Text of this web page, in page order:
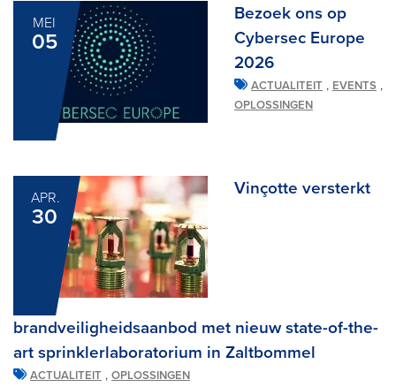
MEI
05
Bezoek ons op
Cybersec Europe
2026
ACTUALITEIT , EVENTS ,
OPLOSSINGEN
APR.
30
Vinçotte versterkt
brandveiligheidsaanbod met nieuw state-of-the-
art sprinklerlaboratorium in Zaltbommel
ACTUALITEIT , OPLOSSINGEN